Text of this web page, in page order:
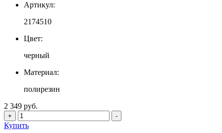
Артикул:
2174510
Цвет:
черный
Материал:
полирезин
2 349 руб.
+ -
Купить